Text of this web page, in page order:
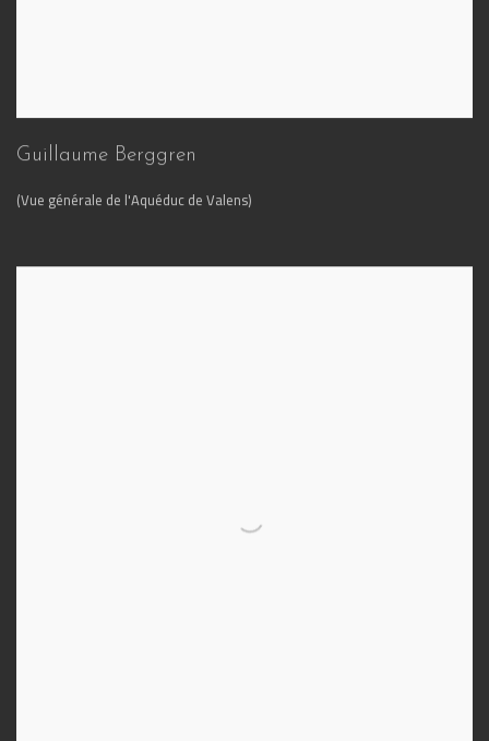
Guillaume Berggren
(Vue générale de l'Aquéduc de Valens)